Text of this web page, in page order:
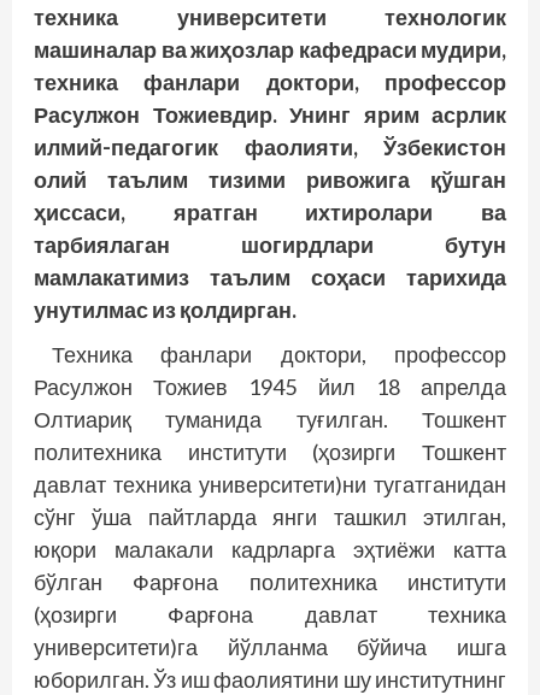
техника университети технологик
машиналар ва жиҳозлар кафедраси мудири,
техника фанлари доктори, профессор
Расулжон Тожиевдир. Унинг ярим асрлик
илмий-педагогик фаолияти, Ўзбекистон
олий таълим тизими ривожига қўшган
ҳиссаси, яратган ихтиролари ва
тарбиялаган шогирдлари бутун
мамлакатимиз таълим соҳаси тарихида
унутилмас из қолдирган.
Техника фанлари доктори, профессор
Расулжон Тожиев 1945 йил 18 апрелда
Олтиариқ туманида туғилган. Тошкент
политехника институти (ҳозирги Тошкент
давлат техника университети)ни тугатганидан
сўнг ўша пайтларда янги ташкил этилган,
юқори малакали кадрларга эҳтиёжи катта
бўлган Фарғона политехника институти
(ҳозирги Фарғона давлат техника
университети)га йўлланма бўйича ишга
юборилган. Ўз иш фаолиятини шу институтнинг